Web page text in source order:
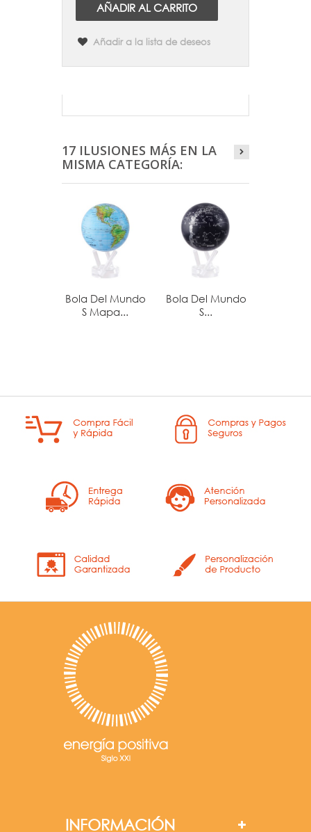
AÑADIR AL CARRITO
Añadir a la lista de deseos
17 ILUSIONES MÁS EN LA
MISMA CATEGORÍA:
Bola Del Mundo
S Mapa...
Bola Del Mundo
S...
INFORMACIÓN